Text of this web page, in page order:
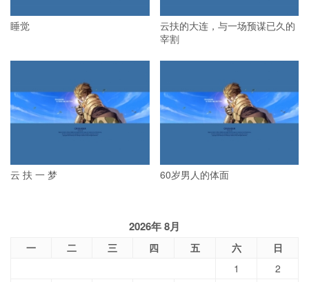
睡觉
云扶的大连，与一场预谋已久的
宰割
云 扶 一 梦 60岁男人的体面
2026年 8月
一 二 三 四 五 六
日
1
2